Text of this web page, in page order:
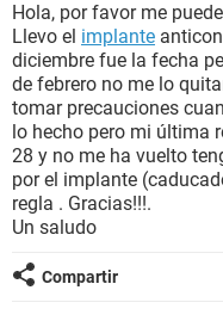
BIENESTAR
SEXUALIDAD
GLOSARIO
Hola, por favor me
Llevo el implante
diciembre fue la fecha
de febrero no me lo
tomar precauciones
lo hecho pero mi última
28 y no me ha vuelto
por el implante
regla . Gracias!!!.
Un saludo
Compartir